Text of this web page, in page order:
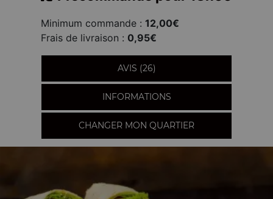
Minimum commande : 12,00€
Frais de livraison : 0,95€
AVIS (26)
INFORMATIONS
CHANGER MON QUARTIER